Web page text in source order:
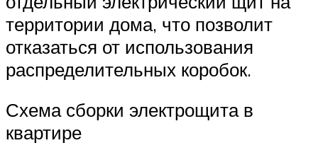
территории дома, что позволит
отказаться от использования
распределительных коробок.
Схема сборки электрощита в
квартире